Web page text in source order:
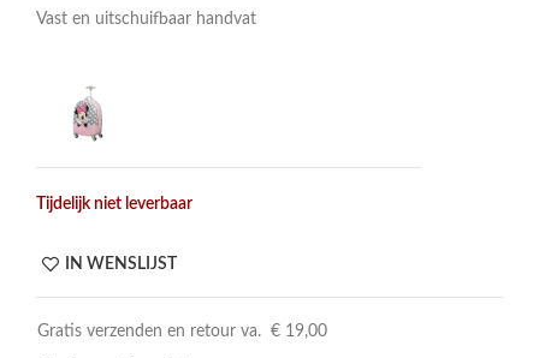
Vast en uitschuifbaar handvat
Tijdelijk niet leverbaar
IN WENSLIJST
Gratis verzenden en retour va. € 19,00